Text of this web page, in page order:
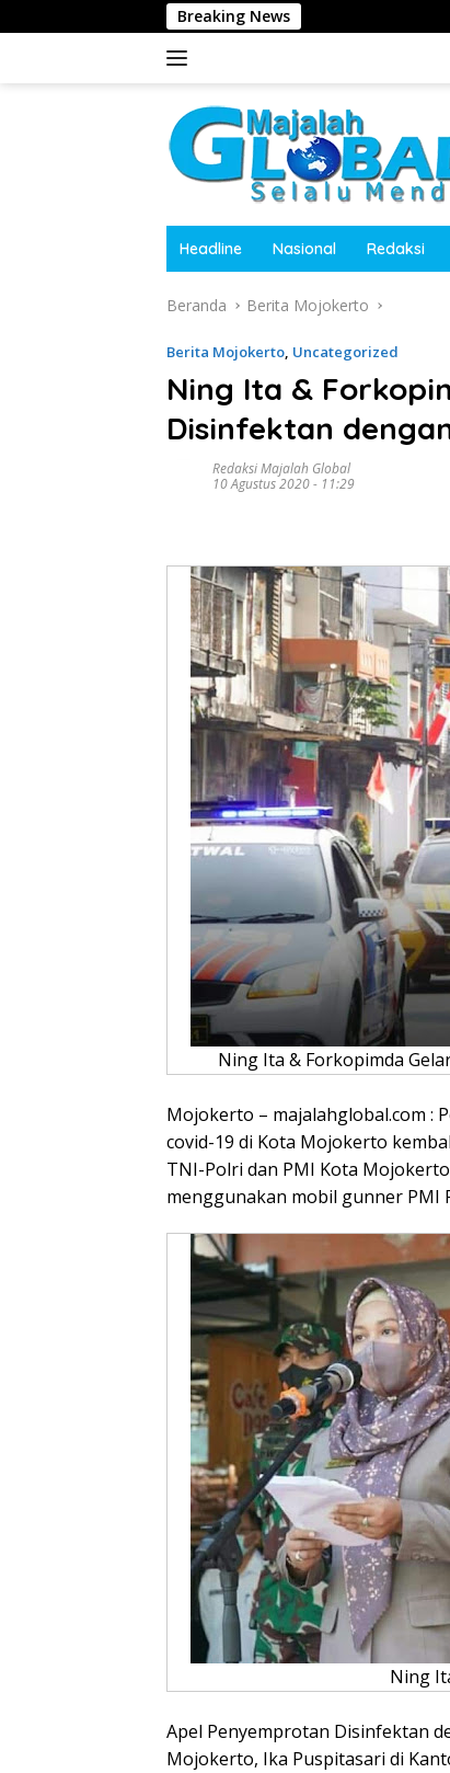
ke
Breaking News
Headline Nasional Redaksi
Beranda Berita Mojokerto
Berita Mojokerto, Uncategorized
Ning Ita &
Disinfektan
Redaksi Majalah Global
10 Agustus 2020 - 11:29
Ning Ita & Forkopimda
Mojokerto – majalahglobal.com :
covid-19 di Kota Mojokerto
TNI-Polri dan PMI Kota
menggunakan mobil gunner PMI
Ning
Apel Penyemprotan Disinfektan
Mojokerto, Ika Puspitasari di